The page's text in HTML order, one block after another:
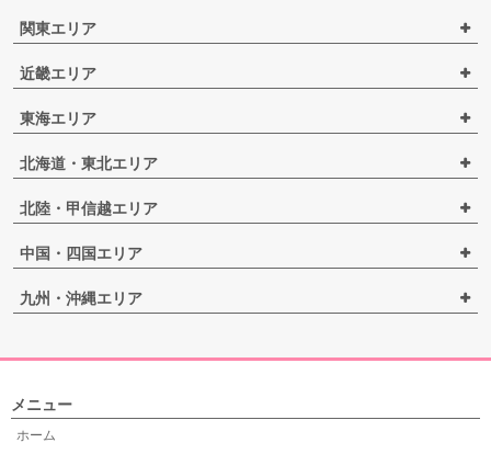
関東エリア
近畿エリア
東海エリア
北海道・東北エリア
北陸・甲信越エリア
中国・四国エリア
九州・沖縄エリア
メニュー
ホーム